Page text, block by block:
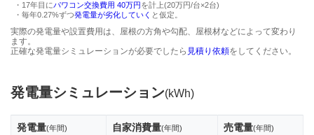
・17年目にパワコン交換費用 40万円を計上(20万円/台×2台)
・毎年0.27%ずつ発電量が劣化していく と仮定。
実際の発電量や設置費用は、屋根の方角や勾配、屋根材などによって変わり
ます。
正確な発電量シミュレーションが必要でしたら 見積り依頼をしてください。
発電量シミュレーション(kWh)
発電量(年間) 自家消費量(年間) 売電量(年間)